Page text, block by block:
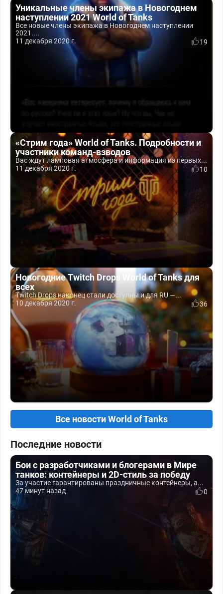
Уникальные члены экипажа в Новогоднем
наступлении 2021 World of Tanks
Все новые члены экипажа в Новогоднем наступлении
2021....
11 декабря 2020 г.
19
«Стрим года» World of Tanks. Подробности и
участники команд-взводов
Вас ждут ламповая атмосфера и информация из первых...
11 декабря 2020 г.
10
Новогодние Twitch Drops World of Tanks для
всех
Twitch Drops наконец стали доступны и для RU —...
10 декабря 2020 г.
36
Все новости World of Tanks
Последние новости
Бои с разработчиками и блогерами в Мире
танков: контейнеры и 2D-стиль за победу
За участие гарантированы праздничные контейнеры, а...
47 минут назад
0